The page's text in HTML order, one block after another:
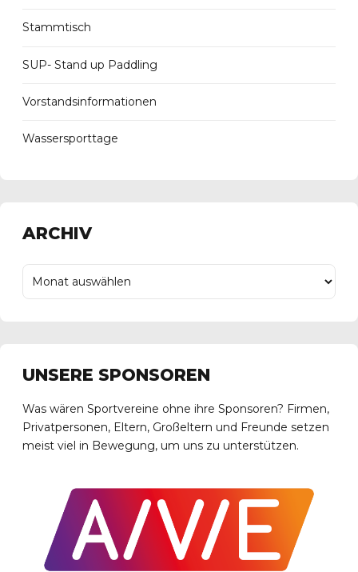
Stammtisch
SUP- Stand up Paddling
Vorstandsinformationen
Wassersporttage
ARCHIV
UNSERE SPONSOREN
Was wären Sportvereine ohne ihre Sponsoren? Firmen,
Privatpersonen, Eltern, Großeltern und Freunde setzen
meist viel in Bewegung, um uns zu unterstützen.